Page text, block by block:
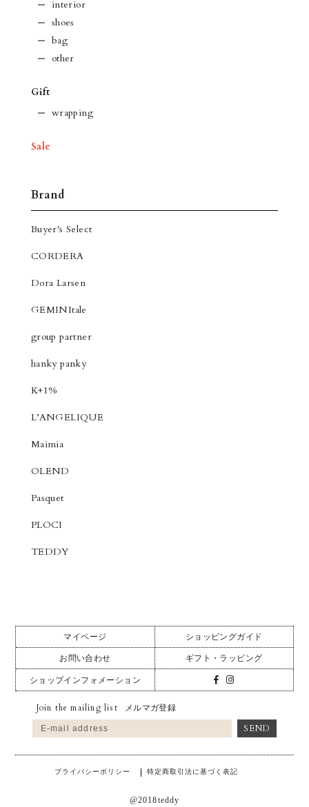
interior
shoes
bag
other
Gift
wrapping
Sale
Brand
Buyer's Select
CORDERA
Dora Larsen
GEMINItale
group partner
hanky panky
K+1%
L’ANGELIQUE
Maimia
OLEND
Pasquet
PLOCI
TEDDY
マイページ ショッピングガイド
お問い合わせ ギフト・ラッピング
ショップインフォメーション
メルマガ登録
Join the mailing list
プライバシーポリシー 特定商取引法に基づく表記
@2018teddy